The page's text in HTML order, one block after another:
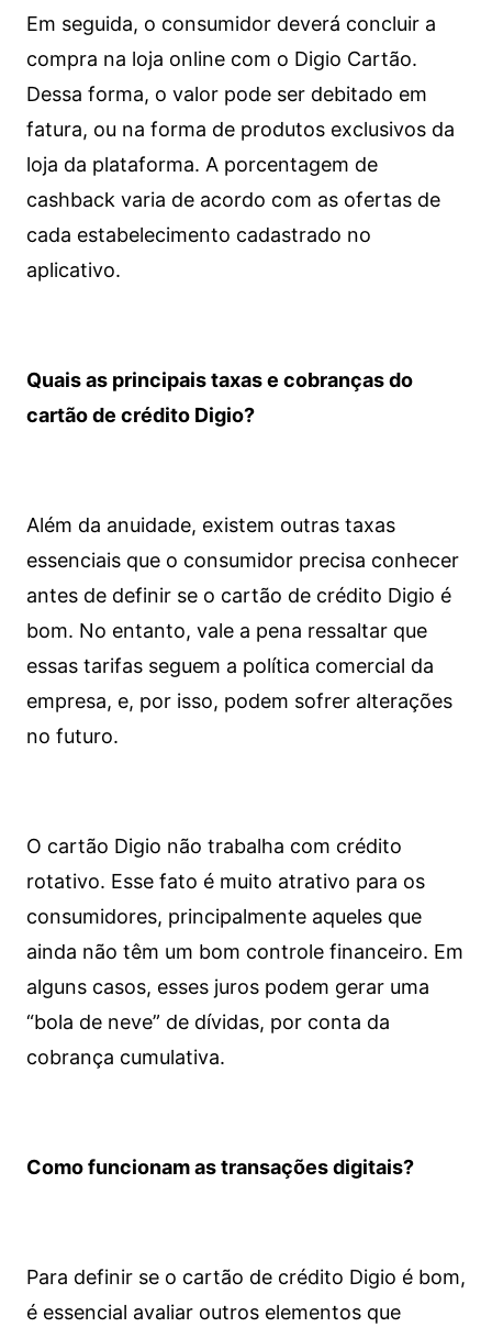
Em seguida, o consumidor deverá concluir a
compra na loja online com o Digio Cartão.
Dessa forma, o valor pode ser debitado em
fatura, ou na forma de produtos exclusivos da
loja da plataforma. A porcentagem de
cashback varia de acordo com as ofertas de
cada estabelecimento cadastrado no
aplicativo.
Quais as principais taxas e cobranças do
cartão de crédito Digio?
Além da anuidade, existem outras taxas
essenciais que o consumidor precisa conhecer
antes de definir se o cartão de crédito Digio é
bom. No entanto, vale a pena ressaltar que
essas tarifas seguem a política comercial da
empresa, e, por isso, podem sofrer alterações
no futuro.
O cartão Digio não trabalha com crédito
rotativo. Esse fato é muito atrativo para os
consumidores, principalmente aqueles que
ainda não têm um bom controle financeiro. Em
alguns casos, esses juros podem gerar uma
“bola de neve” de dívidas, por conta da
cobrança cumulativa.
Como funcionam as transações digitais?
Para definir se o cartão de crédito Digio é bom,
é essencial avaliar outros elementos que